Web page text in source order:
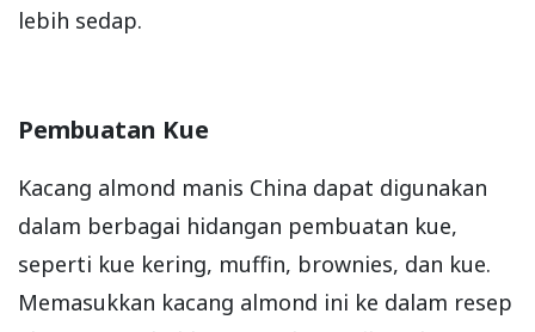
lebih sedap.
Pembuatan Kue
Kacang almond manis China dapat digunakan
dalam berbagai hidangan pembuatan kue,
seperti kue kering, muffin, brownies, dan kue.
Memasukkan kacang almond ini ke dalam resep